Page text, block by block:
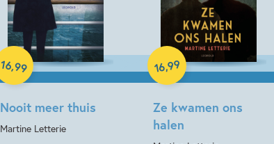
Nooit meer thuis
Martine Letterie
16,99
Paperback
Ze kwamen ons
halen
16,99
Hardcover